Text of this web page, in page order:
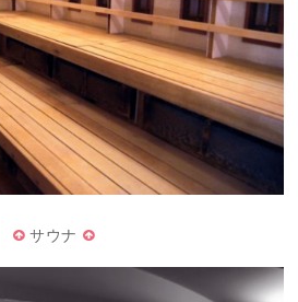
サウナ